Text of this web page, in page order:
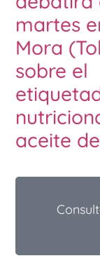
martes
Mora
sobre el
aceite